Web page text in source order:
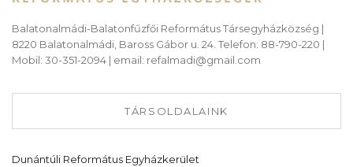
Balatonalmádi-Balatonfűzfői Református Társegyházközség |
8220 Balatonalmádi, Baross Gábor u. 24. Telefon: 88-790-220 |
Mobil: 30-351-2094 | email: refalmadi@gmail.com
TÁRSOLDALAINK
Dunántúli Református Egyházkerület